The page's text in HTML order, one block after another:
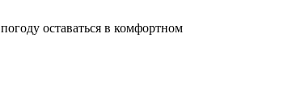
оставаться в комфортном